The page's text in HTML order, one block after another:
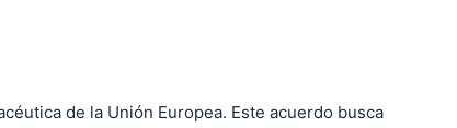
de la Unión Europea. Este acuerdo busca